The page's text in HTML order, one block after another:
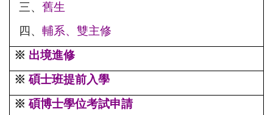
三、舊生
四、輔系、雙主修
※ 出境進修
※碩士班提前入學
※碩博士學位考試申請